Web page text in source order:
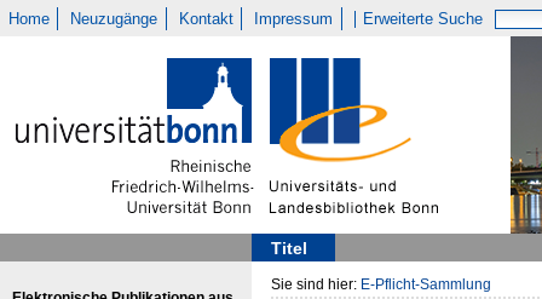
Home Neuzugänge Kontakt Impressum Erweiterte Suche
Titel
Sie sind hier: E-Pflicht-Sammlung